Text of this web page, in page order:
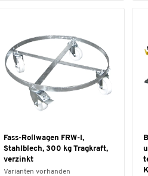
Fass-Rollwagen FRW-I,
Stahlblech, 300 kg Tragkraft,
verzinkt
Varianten vorhanden